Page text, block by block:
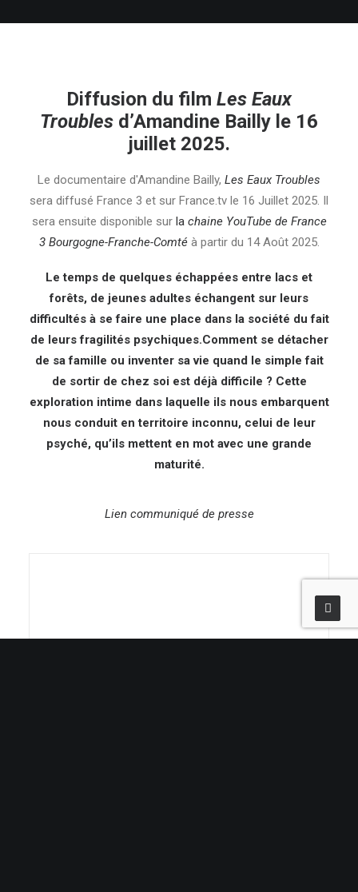
Diffusion du film Les Eaux
Troubles d’Amandine Bailly le 16
juillet 2025.
Le documentaire d'Amandine Bailly, Les Eaux Troubles
sera diffusé France 3 et sur France.tv le 16 Juillet 2025. Il
sera ensuite disponible sur lachaine YouTube de France
3 Bourgogne-Franche-Comtéà partir du 14 Août 2025.
Le temps de quelques échappées entre lacs et
forêts, de jeunes adultes échangent sur leurs
difficultés à se faire une place dans la société du fait
de leurs fragilités psychiques.Comment se détacher
de sa famille ou inventer sa vie quand le simple fait
de sortir de chez soi est déjà difficile ? Cette
exploration intime dans laquelle ils nous embarquent
nous conduit en territoire inconnu, celui de leur
psyché, qu’ils mettent en mot avec une grande
maturité.
Lien communiqué de presse